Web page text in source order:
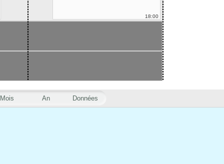
Mois An Données
18:00